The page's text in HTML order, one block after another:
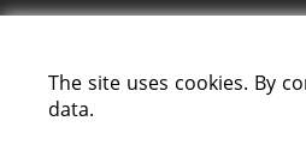
The site uses cookies. By
data.